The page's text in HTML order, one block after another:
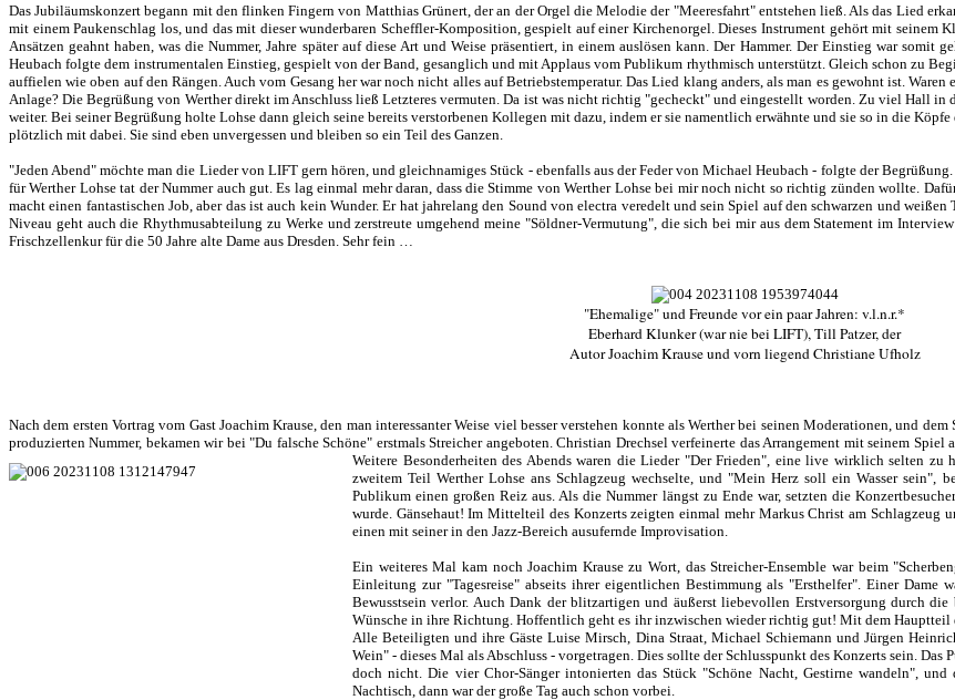
Das Jubiläumskonzert begann mit den flinken Fingern von Matthias Grünert, der an der Orgel die Melodie der "Meeresfahrt" entstehen ließ. Als das Lied
mit einem Paukenschlag los, und das mit dieser wunderbaren Scheffler-Komposition, gespielt auf einer Kirchenorgel. Dieses Instrument gehört mit
Ansätzen geahnt haben, was die Nummer, Jahre später auf diese Art und Weise präsentiert, in einem auslösen kann. Der Hammer. Der Einstieg war somit
Heubach folgte dem instrumentalen Einstieg, gespielt von der Band, gesanglich und mit Applaus vom Publikum rhythmisch unterstützt. Gleich schon zu
auffielen wie oben auf den Rängen. Auch vom Gesang her war noch nicht alles auf Betriebstemperatur. Das Lied klang anders, als man es gewohnt ist.
Anlage? Die Begrüßung von Werther direkt im Anschluss ließ Letzteres vermuten. Da ist was nicht richtig "gecheckt" und eingestellt worden. Zu viel Hall
weiter. Bei seiner Begrüßung holte Lohse dann gleich seine bereits verstorbenen Kollegen mit dazu, indem er sie namentlich erwähnte und sie so in die
plötzlich mit dabei. Sie sind eben unvergessen und bleiben so ein Teil des Ganzen.
"Jeden Abend" möchte man die Lieder von LIFT gern hören, und gleichnamiges Stück - ebenfalls aus der Feder von Michael Heubach - folgte der
für Werther Lohse tat der Nummer auch gut. Es lag einmal mehr daran, dass die Stimme von Werther Lohse bei mir noch nicht so richtig zünden wollte.
macht einen fantastischen Job, aber das ist auch kein Wunder. Er hat jahrelang den Sound von electra veredelt und sein Spiel auf den schwarzen und
Niveau geht auch die Rhythmusabteilung zu Werke und zerstreute umgehend meine "Söldner-Vermutung", die sich bei mir aus dem Statement im
Frischzellenkur für die 50 Jahre alte Dame aus Dresden. Sehr fein …
"Ehemalige" und Freunde vor ein paar Jahren: v.l.n.r.*
Eberhard Klunker (war nie bei LIFT), Till Patzer, der
Autor Joachim Krause und vorn liegend Christiane Ufholz
Nach dem ersten Vortrag vom Gast Joachim Krause, den man interessanter Weise viel besser verstehen konnte als Werther bei seinen Moderationen, und
produzierten Nummer, bekamen wir bei "Du falsche Schöne" erstmals Streicher angeboten. Christian Drechsel verfeinerte das Arrangement mit seinem
Weitere Besonderheiten des Abends waren die Lieder "Der Frieden", eine live wirklich selten zu
zweitem Teil Werther Lohse ans Schlagzeug wechselte, und "Mein Herz soll ein Wasser
Publikum einen großen Reiz aus. Als die Nummer längst zu Ende war, setzten die
wurde. Gänsehaut! Im Mittelteil des Konzerts zeigten einmal mehr Markus Christ am
einen mit seiner in den Jazz-Bereich ausufernde Improvisation.
Ein weiteres Mal kam noch Joachim Krause zu Wort, das Streicher-Ensemble war beim
Einleitung zur "Tagesreise" abseits ihrer eigentlichen Bestimmung als "Ersthelfer". Einer
Bewusstsein verlor. Auch Dank der blitzartigen und äußerst liebevollen Erstversorgung durch
Wünsche in ihre Richtung. Hoffentlich geht es ihr inzwischen wieder richtig gut! Mit dem Hauptteil
Alle Beteiligten und ihre Gäste Luise Mirsch, Dina Straat, Michael Schiemann und Jürgen
Wein" - dieses Mal als Abschluss - vorgetragen. Dies sollte der Schlusspunkt des Konzerts sein.
doch nicht. Die vier Chor-Sänger intonierten das Stück "Schöne Nacht, Gestirne wandeln",
Nachtisch, dann war der große Tag auch schon vorbei.